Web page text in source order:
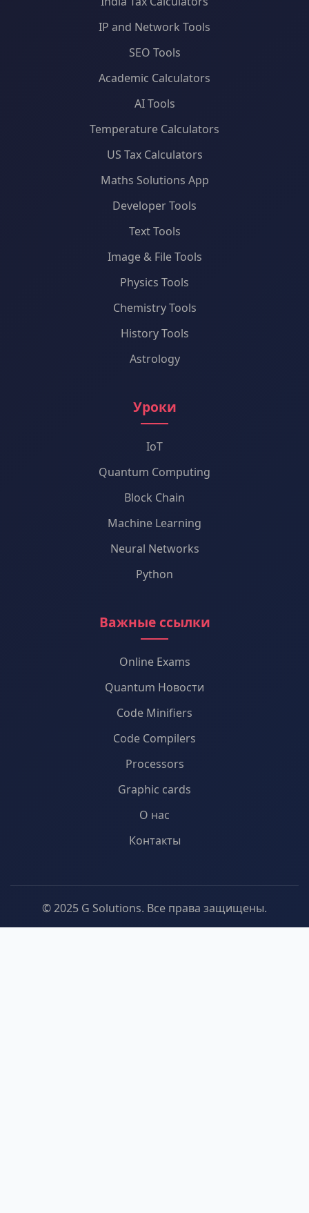
IP and Network Tools
SEO Tools
Academic Calculators
AI Tools
Temperature Calculators
US Tax Calculators
Maths Solutions App
Developer Tools
Text Tools
Image & File Tools
Physics Tools
Chemistry Tools
History Tools
Astrology
Уроки
IoT
Quantum Computing
Block Chain
Machine Learning
Neural Networks
Python
Важные ссылки
Online Exams
Quantum Новости
Code Minifiers
Code Compilers
Processors
Graphic cards
О нас
Контакты
© 2025 G Solutions. Все права защищены.